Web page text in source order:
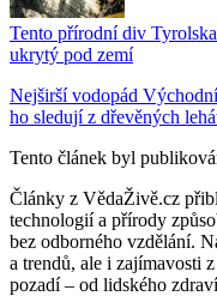
Tento přírodní div
ukrytý pod zemí
Nejširší vodopád
ho sledují z dřevěných
Tento článek byl
Články z VědaŽivě.cz
technologií a přírody
bez odborného vzdělání.
a trendů, ale i zajímavosti
pozadí – od lidského